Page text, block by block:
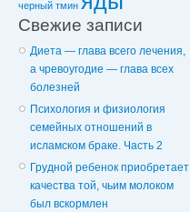
черный тмин
Свежие записи
Диета — глава всего лечения,
а чревоугодие — глава всех
болезней
Психология и физиология
семейных отношений в
исламском браке. Часть 2
Грудной ребенок приобретает
качества той, чьим молоком
был вскормлен